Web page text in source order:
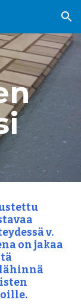
Skip to navigation
v.
on jakaa